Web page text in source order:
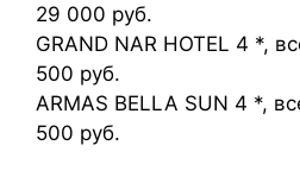
29 000 руб.
GRAND NAR HOTEL 4 *,
500 руб.
ARMAS BELLA SUN 4 *,
500 руб.